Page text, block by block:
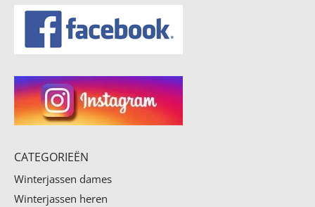
CATEGORIEËN
Winterjassen dames
Winterjassen heren